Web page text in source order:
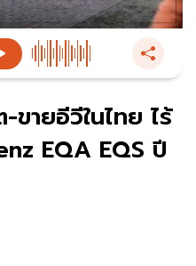
ขายอีวีในไทย ไร้
EQA EQS ปี